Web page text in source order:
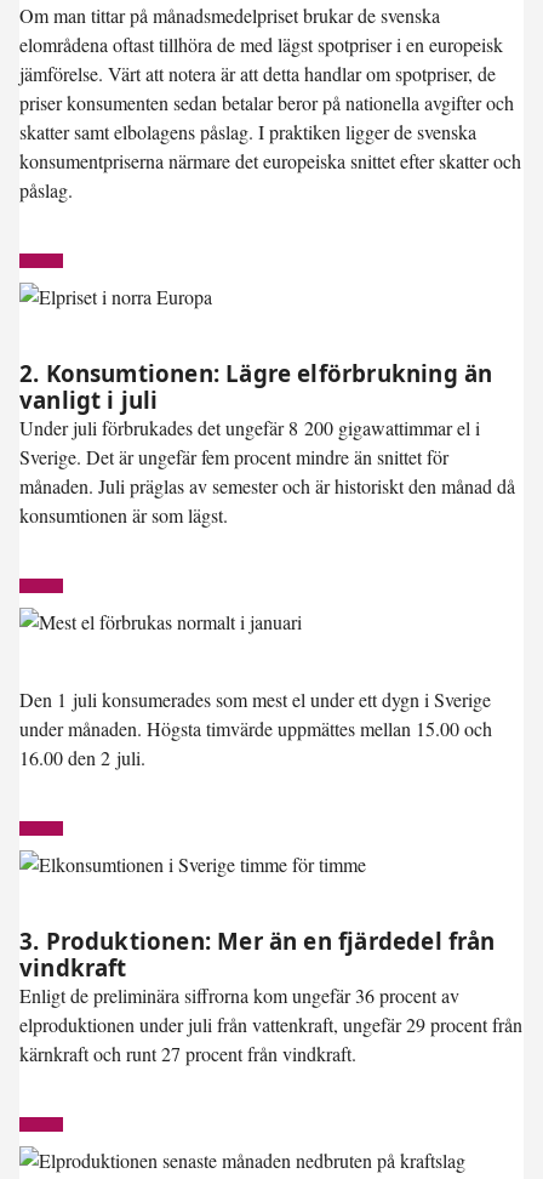
Om man tittar på månadsmedelpriset brukar de svenska
elområdena oftast tillhöra de med lägst spotpriser i en europeisk
jämförelse. Värt att notera är att detta handlar om spotpriser, de
priser konsumenten sedan betalar beror på nationella avgifter och
skatter samt elbolagens påslag. I praktiken ligger de svenska
konsumentpriserna närmare det europeiska snittet efter skatter och
påslag.
2. Konsumtionen: Lägre elförbrukning än
vanligt i juli
Under juli förbrukades det ungefär 8 200 gigawattimmar el i
Sverige. Det är ungefärfem procent mindre än snittetför
månaden. Juli präglas av semester och är historiskt den månad då
konsumtionen är som lägst.
Den 1 juli konsumerades som mest el under ett dygn i Sverige
under månaden. Högsta timvärde uppmättes mellan 15.00 och
16.00 den 2 juli.
3. Produktionen: Mer än en fjärdedel från
vindkraft
Enligt de preliminära siffrorna kom ungefär 36 procent av
elproduktionen under juli från vattenkraft, ungefär 29 procent från
kärnkraft och runt 27 procent från vindkraft.